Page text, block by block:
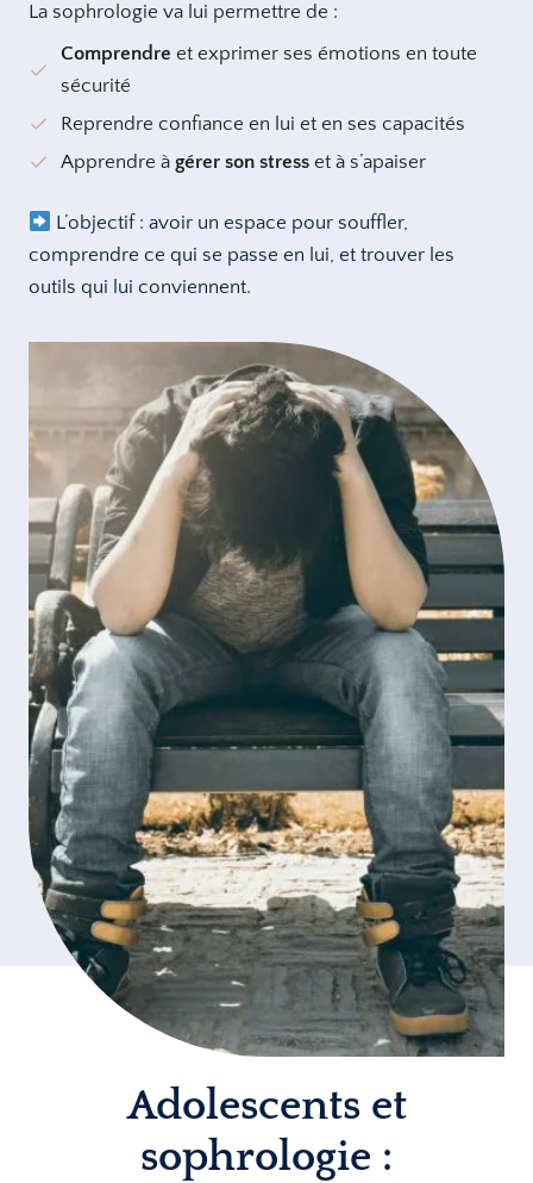
La sophrologie va lui permettre de :
Comprendre et exprimer ses émotions en toute
sécurité
Reprendre confiance en lui et en ses capacités
Apprendre à gérer son stress et à s’apaiser
L’objectif : avoir un espace pour souffler,
comprendre ce qui se passe en lui, et trouver les
outils qui lui conviennent.
Adolescents et
sophrologie :